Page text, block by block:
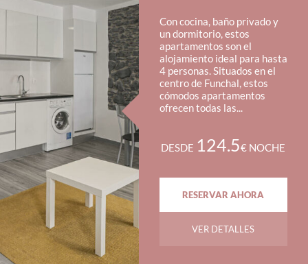
Con cocina, baño privado y
un dormitorio, estos
apartamentos son el
alojamiento ideal para hasta
4 personas. Situados en el
centro de Funchal, estos
cómodos apartamentos
ofrecen todas las...
DESDE 124.5€ NOCHE
RESERVAR AHORA
VER DETALLES